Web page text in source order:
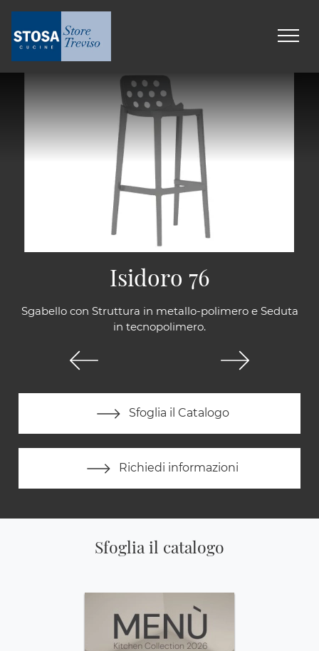
Sgabello con Struttura in metallo-polimero e Seduta
in tecnopolimero.
Sfoglia il Catalogo
Richiedi informazioni
Isidoro 76
Sfoglia il catalogo